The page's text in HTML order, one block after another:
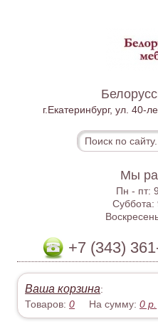
г.Екатеринбург, ул. 40-
Мы
Пн - пт:
Суббота:
+7 (343)
Ваша корзина:
Товаров:0 На сумму:0 р.